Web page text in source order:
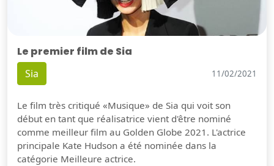
Le premier film de Sia
Sia 11/02/2021
Le film très critiqué «Musique» de Sia qui voit son
début en tant que réalisatrice vient d'être nominé
comme meilleur film au Golden Globe 2021. L'actrice
principale Kate Hudson a été nominée dans la
catégorie Meilleure actrice.